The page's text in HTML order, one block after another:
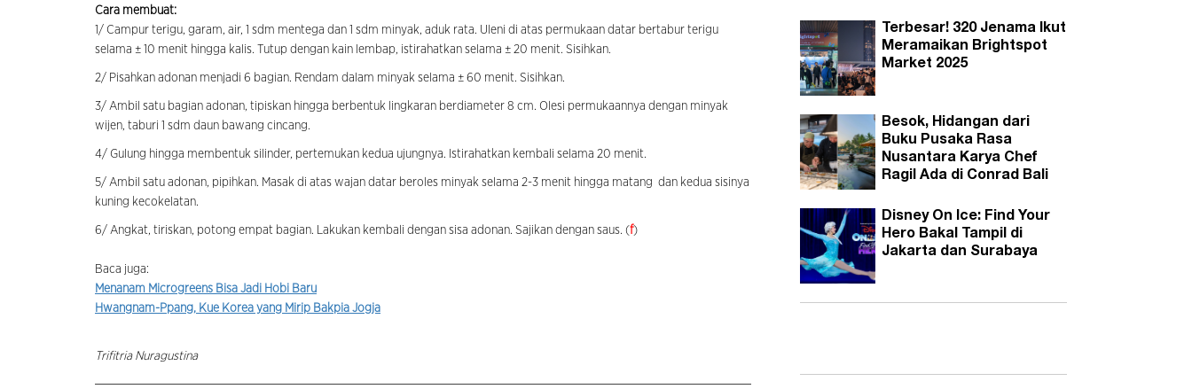
Cara membuat:
1/ Campur terigu, garam, air, 1 sdm mentega dan 1 sdm minyak, aduk rata. Uleni di atas permukaan datar bertabur terigu
selama ± 10 menit hingga kalis. Tutup dengan kain lembap, istirahatkan selama ± 20 menit. Sisihkan.
2/ Pisahkan adonan menjadi 6 bagian. Rendam dalam minyak selama ± 60 menit. Sisihkan.
3/ Ambil satu bagian adonan, tipiskan hingga berbentuk lingkaran berdiameter 8 cm. Olesi permukaannya dengan minyak
wijen, taburi 1 sdm daun bawang cincang.
4/ Gulung hingga membentuk silinder, pertemukan kedua ujungnya. Istirahatkan kembali selama 20 menit.
5/ Ambil satu adonan, pipihkan. Masak di atas wajan datar beroles minyak selama 2-3 menit hingga matang dan kedua sisinya
kuning kecokelatan.
6/ Angkat, tiriskan, potong empat bagian. Lakukan kembali dengan sisa adonan. Sajikan dengan saus. (f)
Baca juga:
Menanam Microgreens Bisa Jadi Hobi Baru
Hwangnam-Ppang, Kue Korea yang Mirip Bakpia Jogja
Trifitria Nuragustina
Terbesar! 320 Jenama Ikut
Meramaikan Brightspot
Market 2025
Besok, Hidangan dari
Buku Pusaka Rasa
Nusantara Karya Chef
Ragil Ada di Conrad Bali
Disney On Ice: Find Your
Hero Bakal Tampil di
Jakarta dan Surabaya